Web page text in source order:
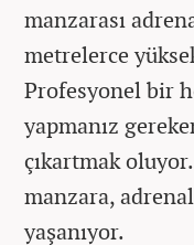
manzarası
metrelerce
Profesyonel bir
yapmanız
çıkartmak
manzara,
yaşanıyor.